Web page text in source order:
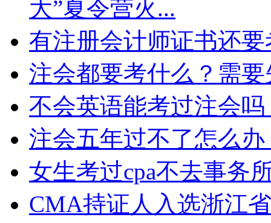
大”夏令营火...
有注册会计师证书还
注会都要考什么？需
不会英语能考过注会
注会五年过不了怎么
女生考过cpa不去事务
CMA持证人入选浙江